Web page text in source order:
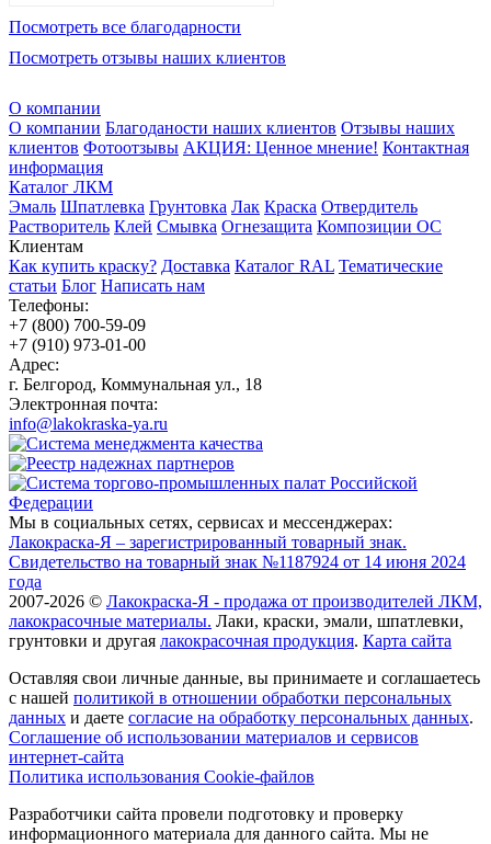
Посмотреть все благодарности
Посмотреть отзывы наших клиентов
О компании
О компании Благоданости наших клиентов Отзывы наших
клиентов Фотоотзывы АКЦИЯ: Ценное мнение! Контактная
информация
Каталог ЛКМ
Эмаль Шпатлевка Грунтовка Лак Краска Отвердитель
Растворитель Клей Смывка Огнезащита Композиции ОС
Клиентам
Как купить краску? Доставка Каталог RAL Тематические
статьи Блог Написать нам
Телефоны:
+7 (800) 700-59-09
+7 (910) 973-01-00
Адрес:
г. Белгород, Коммунальная ул., 18
Электронная почта:
info@lakokraska-ya.ru
Мы в социальных сетях, сервисах и мессенджерах:
Лакокраска-Я – зарегистрированный товарный знак.
Свидетельство на товарный знак №1187924 от 14 июня 2024
года
2007-2026 © Лакокраска-Я - продажа от производителей ЛКМ,
лакокрасочные материалы. Лаки, краски, эмали, шпатлевки,
грунтовки и другая лакокрасочная продукция. Карта сайта
Оставляя свои личные данные, вы принимаете и соглашаетесь
с нашей политикой в отношении обработки персональных
данных и даете cогласие на обработку персональных данных.
Соглашение об использовании материалов и сервисов
интернет-сайта
Политика использования Cookie-файлов
Разработчики сайта провели подготовку и проверку
информационного материала для данного сайта. Мы не